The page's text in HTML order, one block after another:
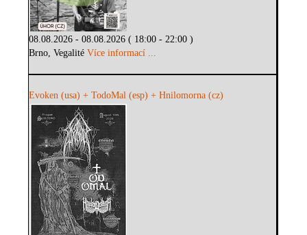
08.08.2026 - 08.08.2026 ( 18:00 - 22:00 )
Brno, VegalitéVíce informací ...
Evoken (usa) + TodoMal (esp) + Hnilomorna (cz)